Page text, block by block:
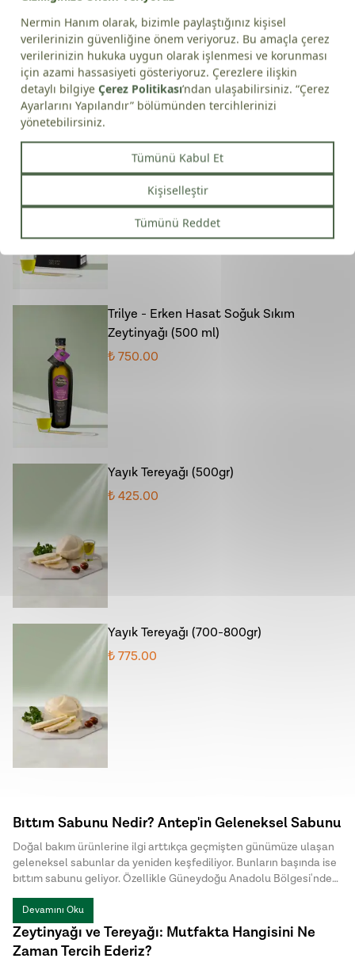
Zeytinyağı (250ml)
₺ 390.00
Trilye - Erken Hasat Soğuk Sıkım
Zeytinyağı (5 lt)
₺ 5950.00
Trilye - Erken Hasat Soğuk Sıkım
Zeytinyağı (500 ml)
₺ 750.00
Yayık Tereyağı (500gr)
₺ 425.00
Yayık Tereyağı (700-800gr)
₺ 775.00
Bıttım Sabunu Nedir? Antep'in Geleneksel Sabunu
Doğal bakım ürünlerine ilgi arttıkça geçmişten günümüze ulaşan
geleneksel sabunlar da yeniden keşfediliyor. Bunların başında ise
bıttım sabunu geliyor. Özellikle Güneydoğu Anadolu Bölgesi'nde
uzun yıllardır üretilen bu özel sabun, doğal içeriği ve sade üretim
yöntemiyle dikkat çekiyor. Halk arasında menengiç sabunu ya da
Antep sabunu olarak da bilinen bıttım sabunu, kimyasal
katkılardan uzak , hem cilt hem de saç bakımında tercih edilen
geleneksel sabunlar arasında yer alıyor.
Devamını Oku
Zeytinyağı ve Tereyağı: Mutfakta Hangisini Ne
Zaman Tercih Ederiz?